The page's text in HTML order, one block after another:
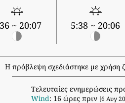
~ 20:07 5:38 ~ 20:06
Η πρόβλεψη σχεδιάστηκε με χρήση
Τελευταίες ενημερώσεις
Wind: 16 ώρες πριν [6 Αυγ